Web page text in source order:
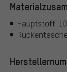
Hauptstoff: